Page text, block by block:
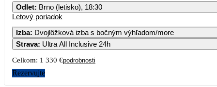
Odlet: Brno (letisko), 18:30
Letový poriadok
Izba: Dvojlôžková izba s bočným výhľadom/more
Strava: Ultra All Inclusive 24h
Celkom: 1 330 €podrobnosti
Rezervujte